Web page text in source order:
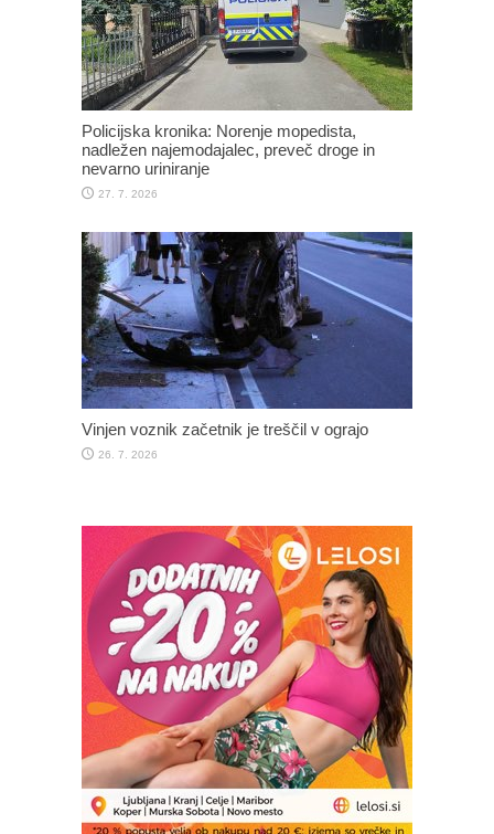
Policijska kronika: Norenje mopedista,
nadležen najemodajalec, preveč droge in
nevarno uriniranje
27. 7. 2026
Vinjen voznik začetnik je treščil v ograjo
26. 7. 2026